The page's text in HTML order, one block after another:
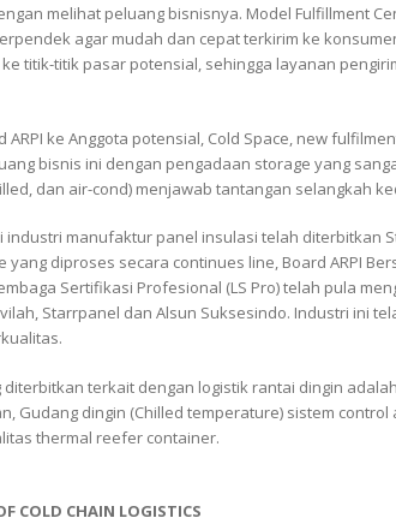
melihat peluang bisnisnya. Model Fulfillment
agar mudah dan cepat terkirim ke
titik-titik pasar potensial, sehingga layanan
ARPI ke Anggota potensial, Cold Space, new
bisnis ini dengan pengadaan storage yang
dan air-cond) menjawab tantangan selangkah
industri manufaktur panel insulasi telah diterbitkan
yang diproses secara continues line, Board ARPI
Sertifikasi Profesional (LS Pro) telah pula
Starrpanel dan Alsun Suksesindo. Industri ini
diterbitkan terkait dengan logistik rantai dingin
Gudang dingin (Chilled temperature) sistem
thermal reefer container.
COLD CHAIN ​​LOGISTICS